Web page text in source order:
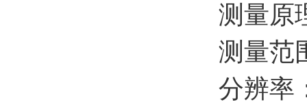
测量原
测量范
分辨率